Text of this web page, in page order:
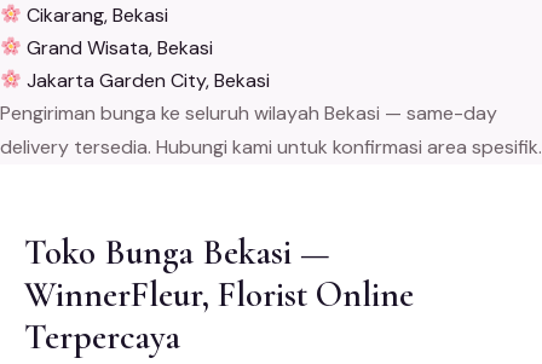
Cikarang, Bekasi
Grand Wisata, Bekasi
Jakarta Garden City, Bekasi
Pengiriman bunga ke seluruh wilayah Bekasi — same-day
delivery tersedia. Hubungi kami untuk konfirmasi area spesifik.
Toko Bunga Bekasi —
WinnerFleur, Florist Online
Terpercaya